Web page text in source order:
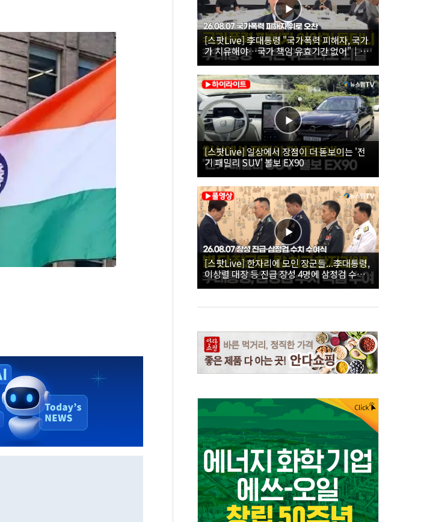
[스팟Live] 李대통령 "국가폭력 피해자, 국가
가 치유해야…국가 책임 유효기간 없어"｜
26.08.07 국가폭력 피해자 위로 오찬
[스팟Live] 일상에서 장점이 더 돋보이는 '전
기 패밀리 SUV' 볼보 EX90
[스팟Live] 한자리에 모인 장군들...李대통령,
이상렬 대장 등 진급 장성 4명에 삼정검 수치
직접 수여｜26.08.07 장성 진급·삼정검 수치